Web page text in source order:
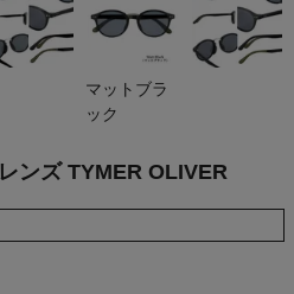
マットブラ
ック
ンズ TYMER OLIVER